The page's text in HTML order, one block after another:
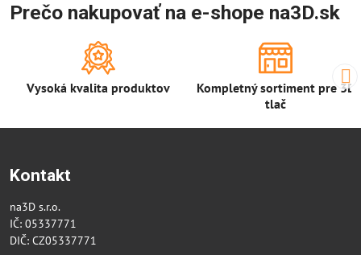
Prečo nakupovať na e-shope na3D.sk
Vysoká kvalita produktov
Kompletný sortiment pre 3D
tlač
Kontakt
na3D s.r.o.
IČ: 05337771
DIČ: CZ05337771